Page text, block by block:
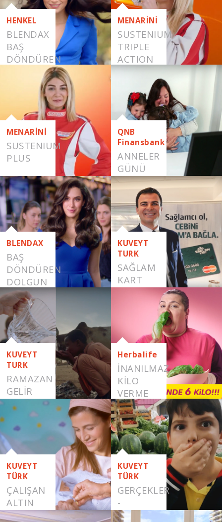
HENKEL
BLENDAX
BAŞ
DÖNDÜREN
DOLGUN
SAÇLAR
MENARİNİ
SUSTENIUM
TRIPLE
ACTION
MENARİNİ
SUSTENIUM
PLUS
QNB
Finansbank
ANNELER
GÜNÜ
BLENDAX
BAŞ
DÖNDÜREN
DOLGUN
SAÇLAR
KUVEYT
TURK
SAĞLAM
KART
KUVEYT
TURK
RAMAZAN
GELİR
HER
GELİR
Herbalife
İNANILMAZ
KILO
VERME
YÖNTEMLERI
KUVEYT
TÜRK
ÇALIŞAN
ALTIN
KUVEYT
TÜRK
GERÇEKLER
-
RAMAZAN